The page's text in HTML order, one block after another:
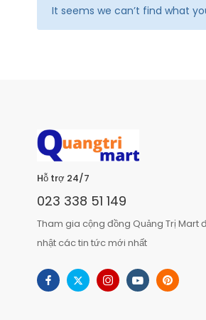
It seems we can’t find what
Hỗ trợ 24/7
023 338 51 149
Tham gia cộng đồng Quảng Trị Mart
nhật các tin tức mới nhất